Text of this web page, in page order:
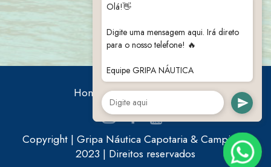
Home Empresa Loja
Copyright | Gripa Náutica Capotaria & Camping -
2023 | Direitos reservados
Olá!👋
Digite uma mensagem aqui. Irá direto
para o nosso telefone! 🔥
Equipe GRIPA NÁUTICA